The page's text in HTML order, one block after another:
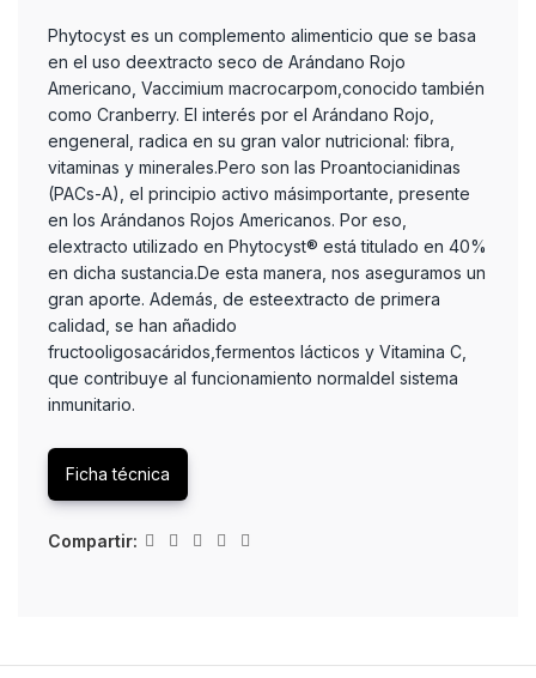
Phytocyst es un complemento alimenticio que se basa
en el uso deextracto seco de Arándano Rojo
Americano, Vaccimium macrocarpom,conocido también
como Cranberry. El interés por el Arándano Rojo,
engeneral, radica en su gran valor nutricional: fibra,
vitaminas y minerales.Pero son las Proantocianidinas
(PACs-A), el principio activo másimportante, presente
en los Arándanos Rojos Americanos. Por eso,
elextracto utilizado en Phytocyst® está titulado en 40%
en dicha sustancia.De esta manera, nos aseguramos un
gran aporte. Además, de esteextracto de primera
calidad, se han añadido
fructooligosacáridos,fermentos lácticos y Vitamina C,
que contribuye al funcionamiento normaldel sistema
inmunitario.
Ficha técnica
Compartir: